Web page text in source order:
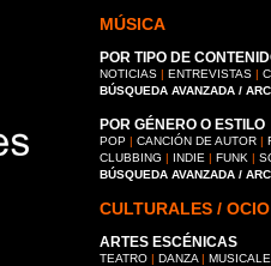
MÚSICA
POR TIPO DE
NOTICIAS | ENTREVISTAS |
BÚSQUEDA AVANZADA /
POR GÉNERO O ESTILO
POP | CANCIÓN DE AUTOR |
CLUBBING | INDIE | FUNK |
BÚSQUEDA AVANZADA /
CULTURALES / OCIO
ARTES ESCÉNICAS
TEATRO | DANZA |